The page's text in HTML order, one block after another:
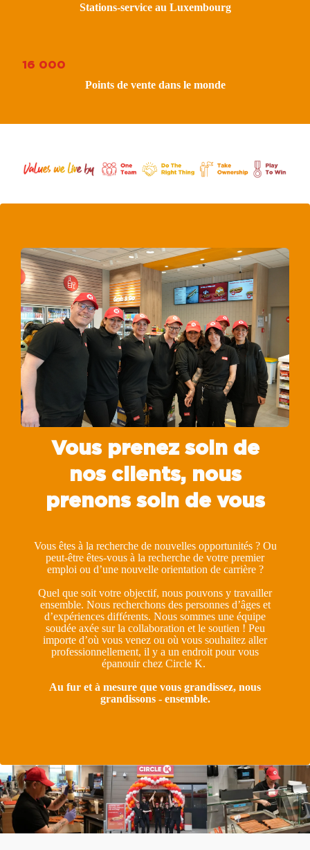
Stations-service au Luxembourg
16 000
Points de vente dans le monde
Vous prenez soin de
nos clients, nous
prenons soin de vous
Vous êtes à la recherche de nouvelles opportunités ? Ou
peut-être êtes-vous à la recherche de votre premier
emploi ou d’une nouvelle orientation de carrière ?
Quel que soit votre objectif, nous pouvons y travailler
ensemble. Nous recherchons des personnes d’âges et
d’expériences différents. Nous sommes une équipe
soudée axée sur la collaboration et le soutien ! Peu
importe d’où vous venez ou où vous souhaitez aller
professionnellement, il y a un endroit pour vous
épanouir chez Circle K.
Au fur et à mesure que vous grandissez, nous
grandissons - ensemble.